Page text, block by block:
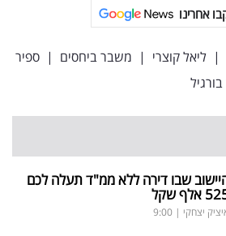
אחרינו
| ליאל קוצרי | משבר ביחסים | ספיר
שבו דירה ללא ממ"ד תעלה לכם
אלף שקל
יצחקי |
9:00